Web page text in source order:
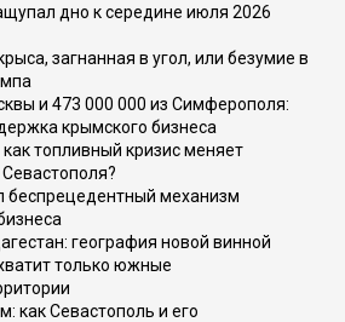
дно к середине июля 2026
загнанная в угол, или безумие в
и 473 000 000 из Симферополя:
крымского бизнеса
как топливный кризис меняет
беспрецедентный механизм
география новой винной
только южные
как Севастополь и его